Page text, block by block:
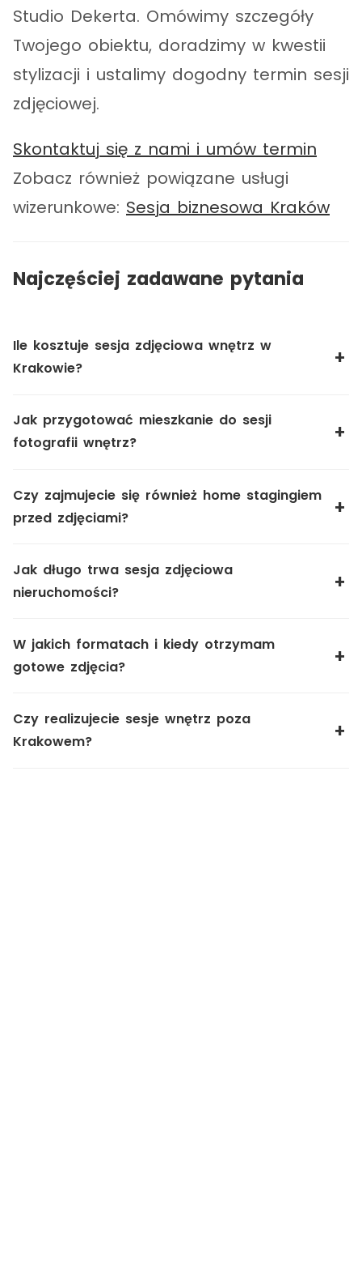
Studio Dekerta. Omówimy szczegóły
Twojego obiektu, doradzimy w kwestii
stylizacji i ustalimy dogodny termin sesji
zdjęciowej.
Skontaktuj się z nami i umów termin
Zobacz również powiązane usługi
wizerunkowe: Sesja biznesowa Kraków
Najczęściej zadawane pytania
Ile kosztuje sesja zdjęciowa wnętrz w
Krakowie?
Jak przygotować mieszkanie do sesji
fotografii wnętrz?
Czy zajmujecie się również home stagingiem
przed zdjęciami?
Jak długo trwa sesja zdjęciowa
nieruchomości?
W jakich formatach i kiedy otrzymam
gotowe zdjęcia?
Czy realizujecie sesje wnętrz poza
Krakowem?